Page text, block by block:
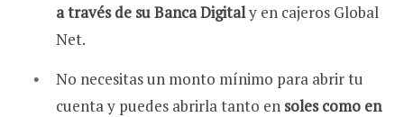
a través de su Banca Digitaly en cajeros Global
Net.
No necesitas un monto mínimo para abrir tu
cuenta y puedes abrirla tanto en soles como en